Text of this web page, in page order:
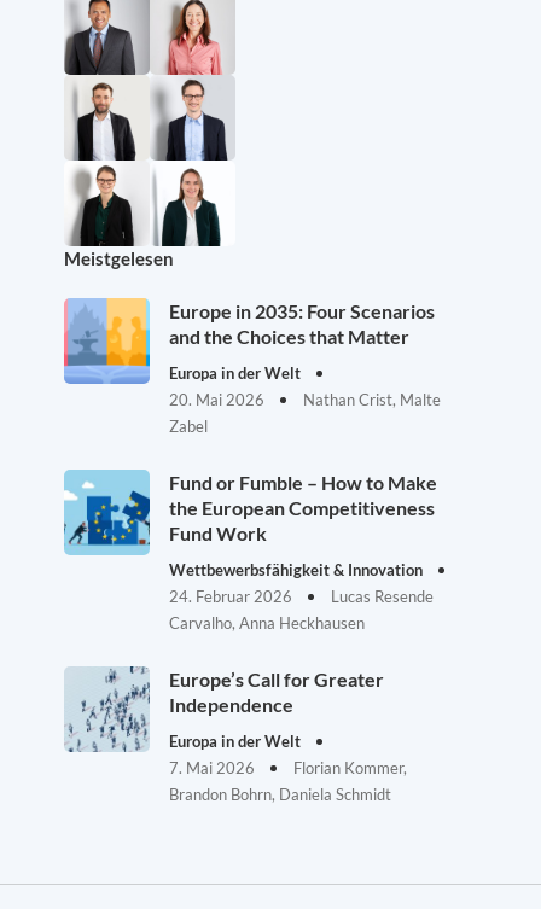
Meistgelesen
Europe in 2035: Four Scenarios
and the Choices that Matter
Europa in der Welt
20. Mai 2026
Nathan Crist, Malte
Zabel
Fund or Fumble – How to Make
the European Competitiveness
Fund Work
Wettbewerbsfähigkeit & Innovation
24. Februar 2026
Lucas Resende
Carvalho, Anna Heckhausen
Europe’s Call for Greater
Independence
Europa in der Welt
7. Mai 2026
Florian Kommer,
Brandon Bohrn, Daniela Schmidt